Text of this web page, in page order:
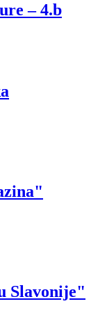
– 4.b
Slavonije"